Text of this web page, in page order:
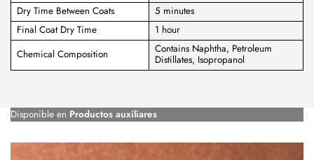
Dry Time Between Coats
5 minutes
Final Coat Dry Time
1 hour
Chemical Composition
Contains Naphtha, Petroleum
Distillates, Isopropanol
Disponible en Productos auxiliares